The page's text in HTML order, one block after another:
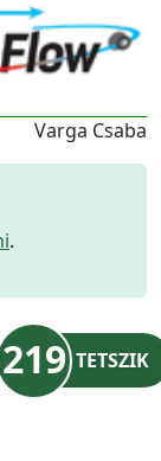
Varga Csaba
.
219 TETSZIK